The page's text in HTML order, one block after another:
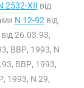
2532-XII від
N 12-92 від
від 26.03.93,
ВВР, 1993, N
ВВР, 1993,
1993, N 29,